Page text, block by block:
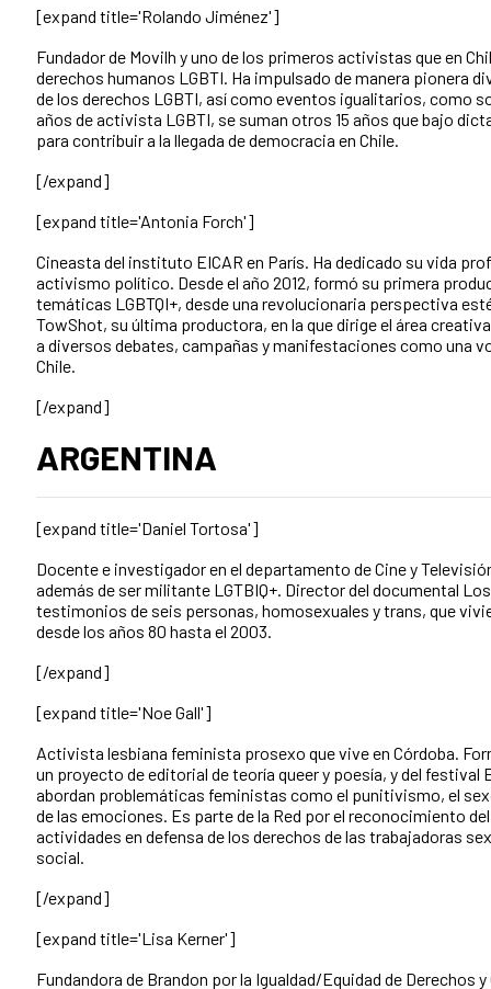
[expand title='Rolando Jiménez']
Fundador de Movilh y uno de los primeros activistas que en
derechos humanos LGBTI. Ha impulsado de manera pionera
de los derechos LGBTI, así como eventos igualitarios, como
años de activista LGBTI, se suman otros 15 años que bajo
para contribuir a la llegada de democracia en Chile.
[/expand]
[expand title='Antonia Forch']
Cineasta del instituto EICAR en París. Ha dedicado su vida
activismo político. Desde el año 2012, formó su primera
temáticas LGBTQI+, desde una revolucionaria perspectiva
TowShot, su última productora, en la que dirige el área
a diversos debates, campañas y manifestaciones como una
Chile.
[/expand]
ARGENTINA
[expand title='Daniel Tortosa']
Docente e investigador en el departamento de Cine y
además de ser militante LGTBIQ+. Director del documental
testimonios de seis personas, homosexuales y trans, que
desde los años 80 hasta el 2003.
[/expand]
[expand title='Noe Gall']
Activista lesbiana feminista prosexo que vive en Córdoba.
un proyecto de editorial de teoría queer y poesía, y del festival
abordan problemáticas feministas como el punitivismo, el
de las emociones. Es parte de la Red por el reconocimiento
actividades en defensa de los derechos de las trabajadoras
social.
[/expand]
[expand title='Lisa Kerner']
Fundandora de Brandon por la Igualdad/Equidad de Derechos